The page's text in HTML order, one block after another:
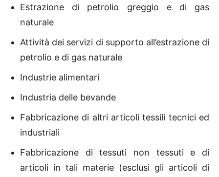
Estrazione di petrolio greggio e di gas
naturale
Attività dei servizi di supporto all’estrazione di
petrolio e di gas naturale
Industrie alimentari
Industria delle bevande
Fabbricazione di altri articoli tessili tecnici ed
industriali
Fabbricazione di tessuti non tessuti e di
articoli in tali materie (esclusi gli articoli di